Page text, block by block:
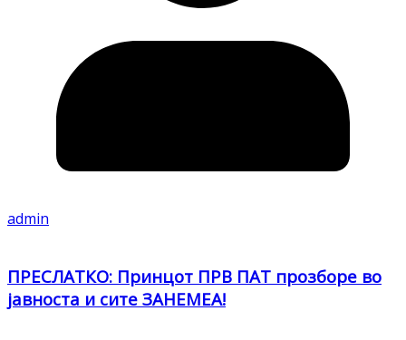
admin
ПРЕСЛАТКО: Принцот ПРВ ПАТ прозборе во
јавноста и сите ЗАНЕМЕА!